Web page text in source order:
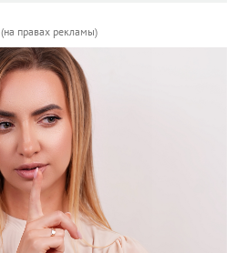
(на правах рекламы)